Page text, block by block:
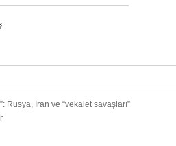
Rusya, İran ve “vekalet savaşları”